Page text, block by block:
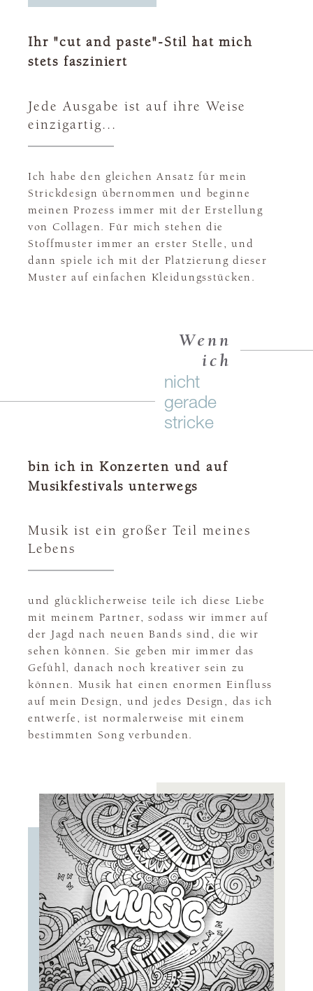
Ihr "cut and paste"-Stil hat mich
stets fasziniert
Jede Ausgabe ist auf ihre Weise
einzigartig...
Ich habe den gleichen Ansatz für mein
Strickdesign übernommen und beginne
meinen Prozess immer mit der Erstellung
von Collagen. Für mich stehen die
Stoffmuster immer an erster Stelle, und
dann spiele ich mit der Platzierung dieser
Muster auf einfachen Kleidungsstücken.
Wenn
ich
nicht
gerade
stricke
bin ich in Konzerten und auf
Musikfestivals unterwegs
Musik ist ein großer Teil meines
Lebens
und glücklicherweise teile ich diese Liebe
mit meinem Partner, sodass wir immer auf
der Jagd nach neuen Bands sind, die wir
sehen können. Sie geben mir immer das
Gefühl, danach noch kreativer sein zu
können. Musik hat einen enormen Einfluss
auf mein Design, und jedes Design, das ich
entwerfe, ist normalerweise mit einem
bestimmten Song verbunden.